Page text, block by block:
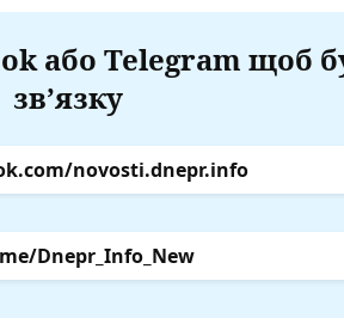
або Telegram щоб
зв’язку
novosti.dnepr.info
Dnepr_Info_New